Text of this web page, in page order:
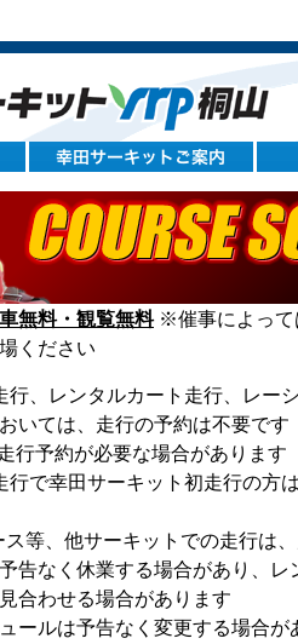
無料・観覧無料※催事によって
ください
行、レンタルカート走行、レー
いては、走行の予約は不要です
行予約が必要な場合がありま
行で幸田サーキット初走行の方
ス等、他サーキットでの走行は
告なく休業する場合があり、
合わせる場合があります
ールは予告なく変更する場合